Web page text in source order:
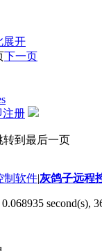
展开
下一页
注册
转到最后一页
制软件|灰鸽子远程
0.068935 second(s),